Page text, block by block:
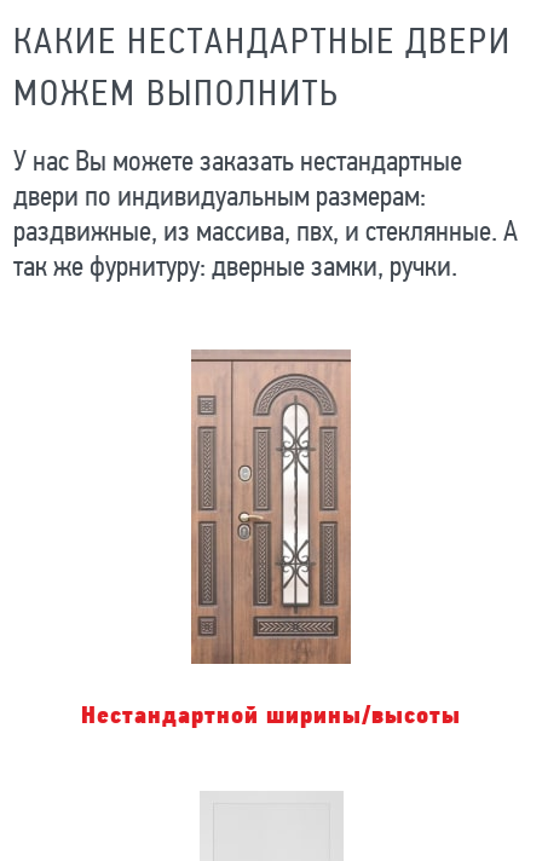
КАКИЕ НЕСТАНДАРТНЫЕ ДВЕРИ
МОЖЕМ ВЫПОЛНИТЬ
У нас Вы можете заказать нестандартные
двери по индивидуальным размерам:
раздвижные, из массива, пвх, и стеклянные. А
так же фурнитуру: дверные замки, ручки.
Нестандартной ширины/высоты